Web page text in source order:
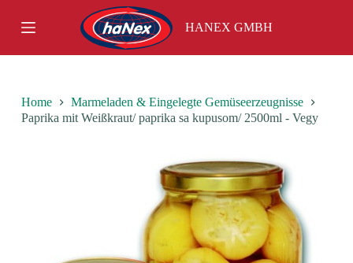
k
p
o
HANEX GMBH
Home
Marmeladen & Eingelegte Gemüseerzeugnisse
Paprika mit Weißkraut/ paprika sa kupusom/ 2500ml - Vegy